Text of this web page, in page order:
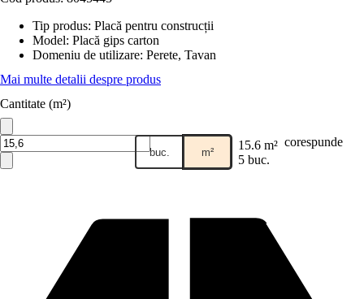
Tip produs: Placă pentru construcții
Model: Placă gips carton
Domeniu de utilizare: Perete, Tavan
Mai multe detalii despre produs
Cantitate (m²)
buc. m² 15.6 m² corespunde
5 buc.